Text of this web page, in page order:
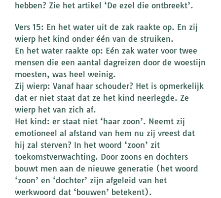
hebben? Zie het artikel ‘De ezel die ontbreekt’.
Vers 15: En het water uit de zak raakte op. En zij
wierp het kind onder één van de struiken.
En het water raakte op: Eén zak water voor twee
mensen die een aantal dagreizen door de woestijn
moesten, was heel weinig.
Zij wierp: Vanaf haar schouder? Het is opmerkelijk
dat er niet staat dat ze het kind neerlegde. Ze
wierp het van zich af.
Het kind: er staat niet ‘haar zoon’. Neemt zij
emotioneel al afstand van hem nu zij vreest dat
hij zal sterven? In het woord ‘zoon’ zit
toekomstverwachting. Door zoons en dochters
bouwt men aan de nieuwe generatie (het woord
‘zoon’ en ‘dochter’ zijn afgeleid van het
werkwoord dat ‘bouwen’ betekent).